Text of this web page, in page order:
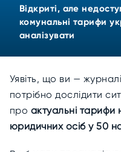
Відкриті, але
комунальні тарифи
аналізувати
Уявіть, що ви —
потрібно дослідити
про актуальні тарифи
юридичних осіб у 50